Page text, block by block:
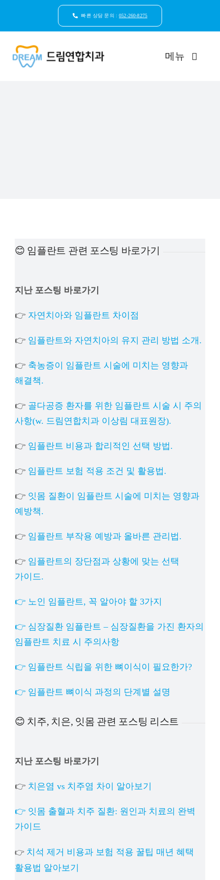
빠른 상담 문의 :052-260-8275
메뉴
상담예약
😊 임플란트 관련 포스팅 바로가기
지난 포스팅 바로가기
👉 자연치아와 임플란트 차이점
👉 임플란트와 자연치아의 유지 관리 방법 소개.
👉 축농증이 임플란트 시술에 미치는 영향과
해결책.
👉 골다공증 환자를 위한 임플란트 시술 시 주의
사항(w. 드림연합치과 이상림 대표원장).
👉 임플란트 비용과 합리적인 선택 방법.
👉 임플란트 보험 적용 조건 및 활용법.
👉 잇몸 질환이 임플란트 시술에 미치는 영향과
예방책.
👉 임플란트 부작용 예방과 올바른 관리법.
👉 임플란트의 장단점과 상황에 맞는 선택
가이드.
👉 노인 임플란트, 꼭 알아야 할 3가지
👉 심장질환 임플란트 – 심장질환을 가진 환자의
임플란트 치료 시 주의사항
👉 임플란트 식립을 위한 뼈이식이 필요한가?
👉 임플란트 뼈이식 과정의 단계별 설명
😊 치주, 치은, 잇몸 관련 포스팅 리스트
지난 포스팅 바로가기
👉 치은염 vs 치주염 차이 알아보기
👉 잇몸 출혈과 치주 질환: 원인과 치료의 완벽
가이드
👉 치석 제거 비용과 보험 적용 꿀팁 매년 혜택
활용법 알아보기